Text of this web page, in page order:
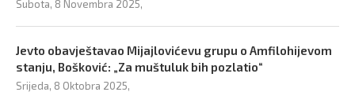
Subota, 8 Novembra 2025,
Jevto obavještavao Mijajlovićevu grupu o Amfilohijevom
stanju, Bošković: „Za muštuluk bih pozlatio“
Srijeda, 8 Oktobra 2025,